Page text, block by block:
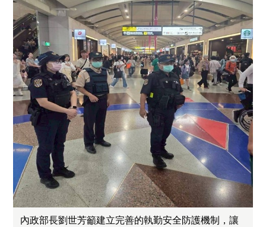
內政部長劉世芳籲建立完善的執勤安全防護機制，讓